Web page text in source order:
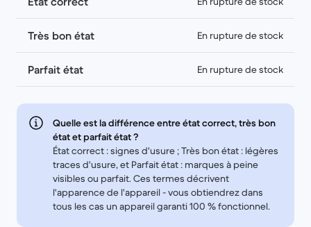
Très bon état En rupture de stock
Parfait état En rupture de stock
Quelle est la différence entre état correct, très bon
état et parfait état ?
État correct : signes d'usure ; Très bon état : légères
traces d'usure, et Parfait état : marques à peine
visibles ou parfait. Ces termes décrivent
l'apparence de l'appareil - vous obtiendrez dans
tous les cas un appareil garanti 100 % fonctionnel.